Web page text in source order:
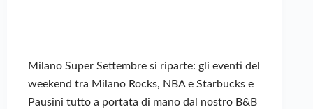
Milano Super Settembre si riparte: gli eventi del
weekend tra Milano Rocks, NBA e Starbucks e
Pausini tutto a portata di mano dal nostro B&B